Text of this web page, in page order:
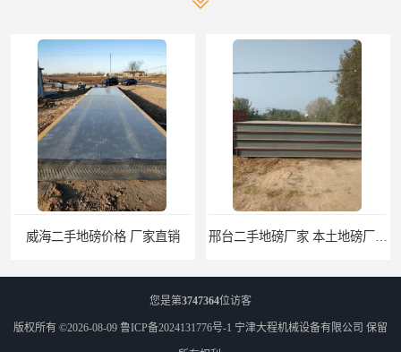
威海二手地磅价格 厂家直销
您是第3747364位访客
版权所有 ©2026-08-09 鲁ICP备2024131776号-1 宁津大程机械设备有限公司 保留